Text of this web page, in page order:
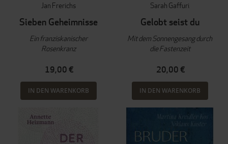
Jan Frerichs
Sieben Geheimnisse
Ein franziskanischer
Rosenkranz
19,00 €
IN DEN WARENKORB
Sarah Gaffuri
Gelobt seist du
Mit dem Sonnengesang durch
die Fastenzeit
20,00 €
IN DEN WARENKORB